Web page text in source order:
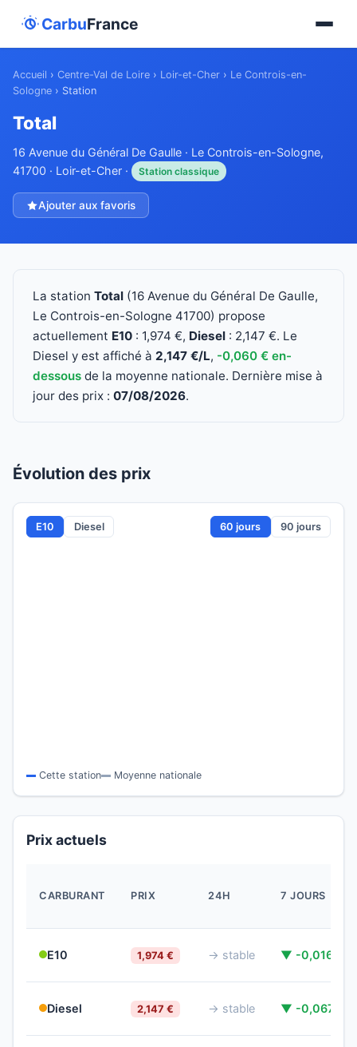
CarbuFrance
Accueil › Centre-Val de Loire › Loir-et-Cher › Le Controis-en-
Sologne › Station
Total
16 Avenue du Général De Gaulle · Le Controis-en-Sologne,
41700 · Loir-et-Cher ·
Station classique
Ajouter aux favoris
La station Total (16 Avenue du Général De Gaulle,
Le Controis-en-Sologne 41700) propose
actuellement E10 : 1,974 €, Diesel : 2,147 €. Le
Diesel y est affiché à 2,147 €/L, -0,060 € en-
dessous de la moyenne nationale. Dernière mise à
jour des prix : 07/08/2026.
Évolution des prix
E10 Diesel 60 jours 90 jours
Cette station Moyenne nationale
Prix actuels
CARBURANT PRIX 24H 7 JOURS
E10 1,974 € → stable ▼ -0,016 €
Diesel 2,147 € → stable ▼ -0,067 €